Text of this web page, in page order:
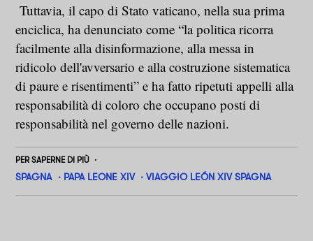
Tuttavia, il capo di Stato vaticano, nella sua prima
enciclica, ha denunciato come “la politica ricorra
facilmente alla disinformazione, alla messa in
ridicolo dell'avversario e alla costruzione sistematica
di paure e risentimenti” e ha fatto ripetuti appelli alla
responsabilità di coloro che occupano posti di
responsabilità nel governo delle nazioni.
PER SAPERNE DI PIÙ
SPAGNA PAPA LEONE XIV VIAGGIO LEÓN XIV SPAGNA